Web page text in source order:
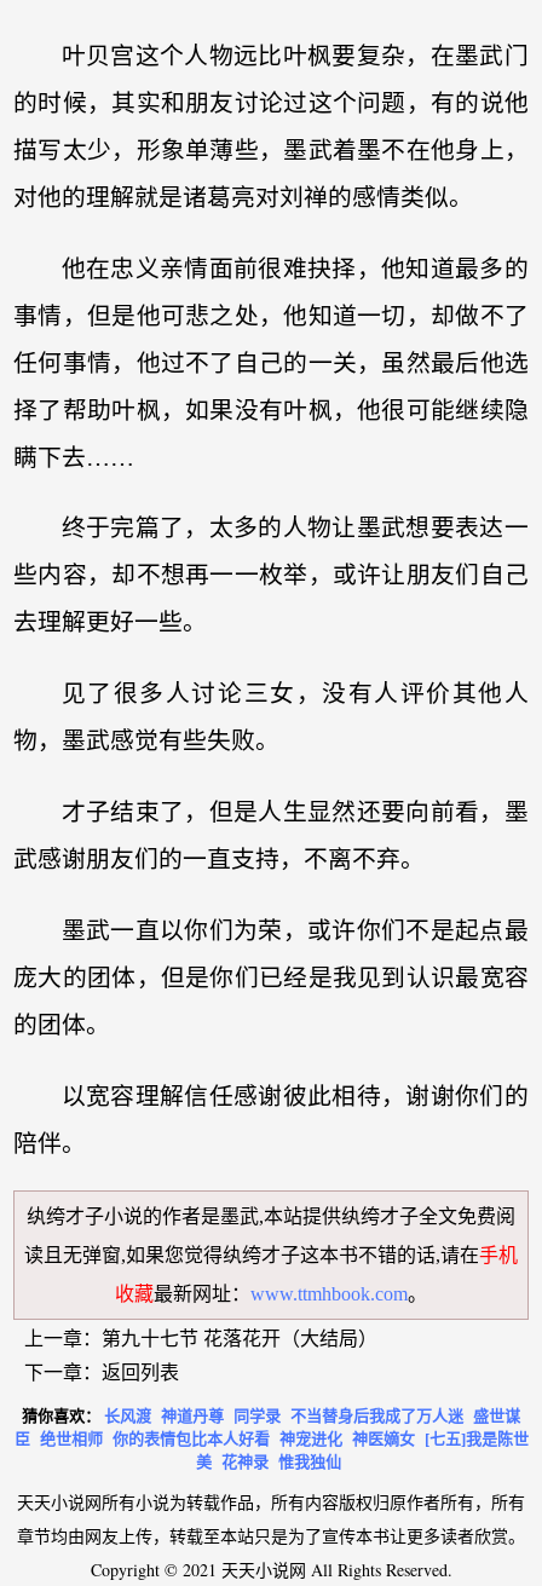
叶贝宫这个人物远比叶枫要复杂，在墨武门
的时候，其实和朋友讨论过这个问题，有的说他
描写太少，形象单薄些，墨武着墨不在他身上，
对他的理解就是诸葛亮对刘禅的感情类似。
他在忠义亲情面前很难抉择，他知道最多的
事情，但是他可悲之处，他知道一切，却做不了
任何事情，他过不了自己的一关，虽然最后他选
择了帮助叶枫，如果没有叶枫，他很可能继续隐
瞒下去……
终于完篇了，太多的人物让墨武想要表达一
些内容，却不想再一一枚举，或许让朋友们自己
去理解更好一些。
见了很多人讨论三女，没有人评价其他人
物，墨武感觉有些失败。
才子结束了，但是人生显然还要向前看，墨
武感谢朋友们的一直支持，不离不弃。
墨武一直以你们为荣，或许你们不是起点最
庞大的团体，但是你们已经是我见到认识最宽容
的团体。
以宽容理解信任感谢彼此相待，谢谢你们的
陪伴。
纨绔才子小说的作者是墨武,本站提供纨绔才子全文免费阅
读 且无弹窗,如果您觉得纨绔才子这本书不错的话,请在手机
收藏最新网址： www.ttmhbook.com。
上一章： 第九十七节 花落花开（大结局）
下一章： 返回列表
猜你喜欢： 长风渡 神道丹尊 同学录 不当替身后我成了万人迷 盛世谋
臣 绝世相师 你的表情包比本人好看 神宠进化 神医嫡女
[七五]我是陈世
美 花神录 惟我独仙
天天小说网所有小说为转载作品，所有内容版权归原作者所有，所有
章节均由网友上传，转载至本站只是为了宣传本书让更多读者欣赏。
Copyright © 2021 天天小说网 All Rights Reserved.